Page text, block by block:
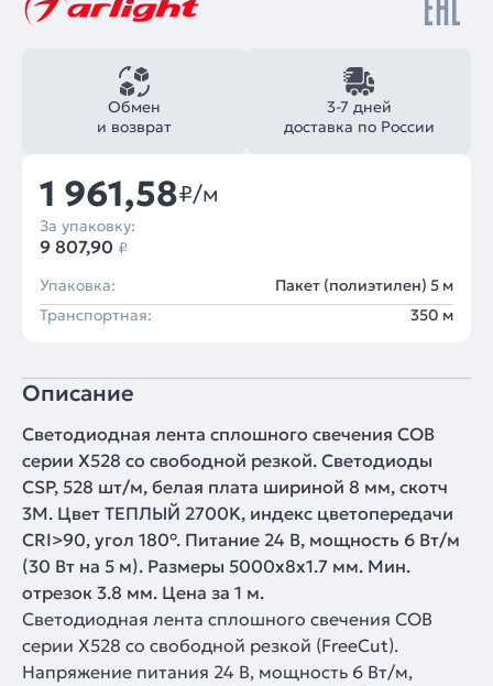
3-7 дней
доставка по России
Обмен
и возврат
1 961,58₽/м
За упаковку:
9 807,90 ₽
Упаковка:
Пакет (полиэтилен) 5 м
Транспортная:
350 м
Описание
Светодиодная лента сплошного свечения COB
серии X528 со свободной резкой. Светодиоды
CSP, 528 шт/м, белая плата шириной 8 мм, скотч
3M. Цвет ТЕПЛЫЙ 2700K, индекс цветопередачи
CRI>90, угол 180°. Питание 24 В, мощность 6 Вт/м
(30 Вт на 5 м). Размеры 5000х8х1.7 мм. Мин.
отрезок 3.8 мм. Цена за 1 м.
Светодиодная лента сплошного свечения COB
серии X528 со свободной резкой (FreeCut).
Напряжение питания 24 В, мощность 6 Вт/м,